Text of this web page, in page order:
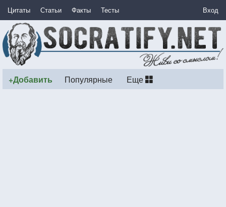
Цитаты Статьи Факты Тесты Вход
+Добавить Популярные Еще